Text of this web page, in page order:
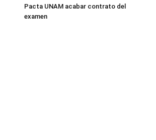
Pacta UNAM acabar contrato del
examen